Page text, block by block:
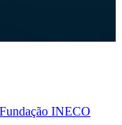
INECO